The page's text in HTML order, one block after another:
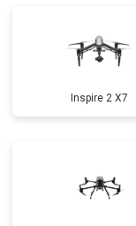
Inspire 2 X7